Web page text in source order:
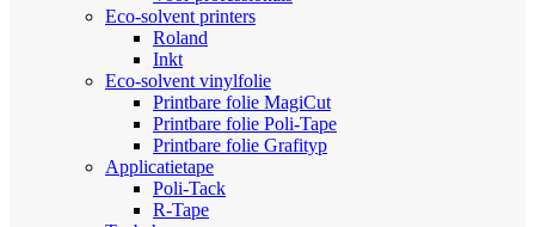
Eco-solvent printers
Roland
Inkt
Eco-solvent vinylfolie
Printbare folie MagiCut
Printbare folie Poli-Tape
Printbare folie Grafityp
Applicatietape
Poli-Tack
R-Tape